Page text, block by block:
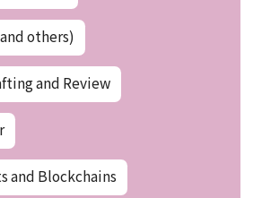
others)
and Review
and Blockchains